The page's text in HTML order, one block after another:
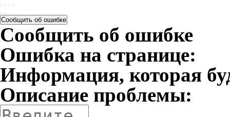
Сообщить об ошибке
Сообщить об ошибке
Ошибка на странице:
Информация, которая
Описание проблемы: